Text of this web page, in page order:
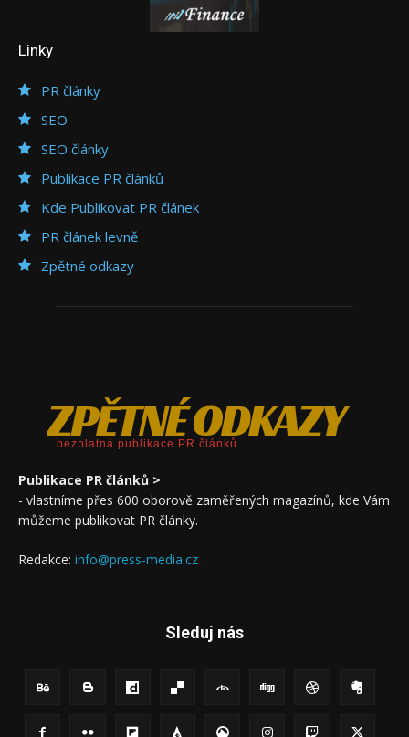
Linky
PR články
SEO
SEO články
Publikace PR článků
Kde Publikovat PR článek
PR článek levně
Zpětné odkazy
ZPĚTNÉ ODKAZY
bezplatná publikace PR článků
Publikace PR článků >
- vlastníme přes 600 oborově zaměřených magazínů, kde Vám
můžeme publikovat PR články.
Redakce: info@press-media.cz
Sleduj nás